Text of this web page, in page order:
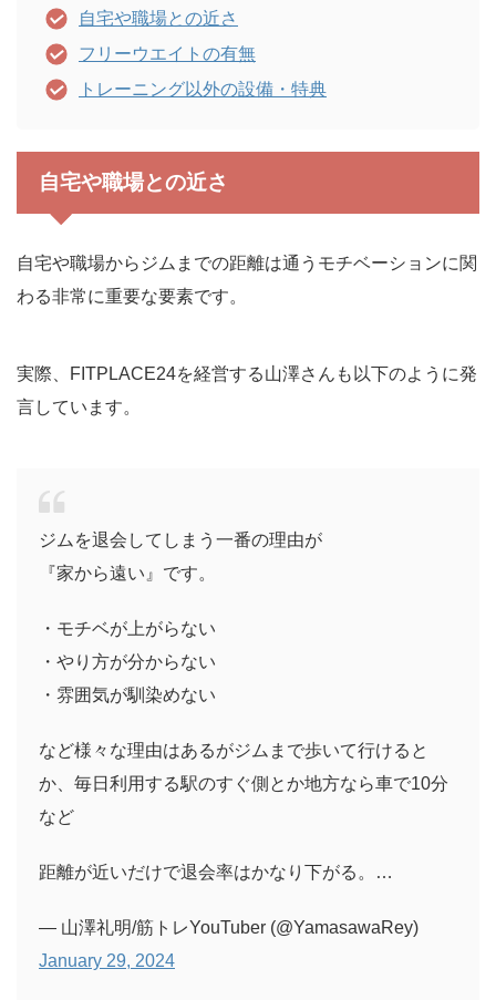
自宅や職場との近さ
フリーウエイトの有無
トレーニング以外の設備・特典
自宅や職場との近さ
自宅や職場からジムまでの距離は通うモチベーションに関
わる非常に重要な要素です。
実際、FITPLACE24を経営する山澤さんも以下のように発
言しています。
ジムを退会してしまう一番の理由が
『家から遠い』です。
・モチベが上がらない
・やり方が分からない
・雰囲気が馴染めない
など様々な理由はあるがジムまで歩いて行けると
か、毎日利用する駅のすぐ側とか地方なら車で10分
など
距離が近いだけで退会率はかなり下がる。…
— 山澤礼明/筋トレYouTuber (@YamasawaRey)
January 29, 2024